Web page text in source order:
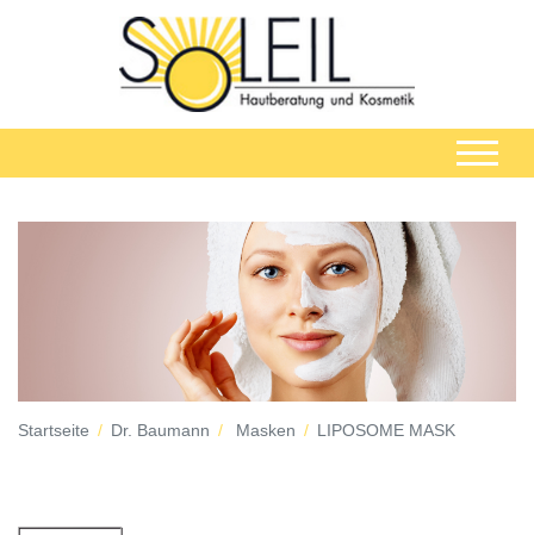
Startseite Dr. Baumann Masken LIPOSOME MASK